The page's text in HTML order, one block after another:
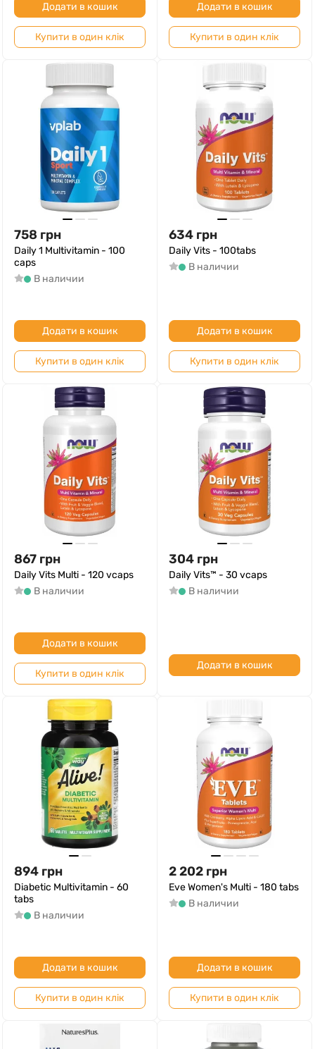
Додати в кошик
Купити в один клік
Додати в кошик
Купити в один клік
758 грн
Daily 1 Multivitamin - 100
caps
В наличии
Додати в кошик
Купити в один клік
634 грн
Daily Vits - 100tabs
В наличии
Додати в кошик
Купити в один клік
867 грн
Daily Vits Multi - 120 vcaps
В наличии
Додати в кошик
Купити в один клік
304 грн
Daily Vits™ - 30 vcaps
В наличии
Додати в кошик
894 грн
Diabetic Multivitamin - 60
tabs
В наличии
Додати в кошик
Купити в один клік
2 202 грн
Eve Women's Multi - 180 tabs
В наличии
Додати в кошик
Купити в один клік